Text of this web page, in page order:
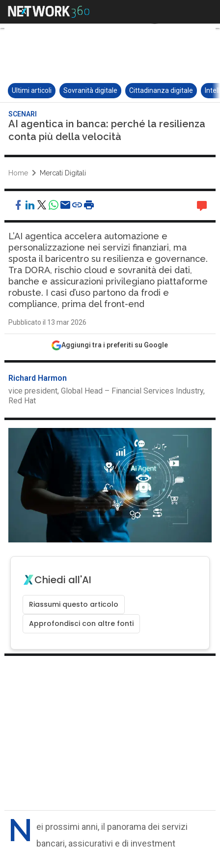
Ultimi articoli Sovranità digitale Cittadinanza digitale
SCENARI
AI agentica in banca: perché la resilienza
conta più della velocità
Home Mercati Digitali
L’AI agentica accelera automazione e
personalizzazione nei servizi finanziari, ma
sposta il baricentro su resilienza e governance.
Tra DORA, rischio cloud e sovranità dei dati,
banche e assicurazioni privilegiano piattaforme
robuste. I casi d’uso partono da frodi e
compliance, prima del front-end
Pubblicato il 13 mar 2026
Aggiungi tra i preferiti su Google
Richard Harmon
vice president, Global Head – Financial Services Industry,
Red Hat
Chiedi all'AI
Riassumi questo articolo
Approfondisci con altre fonti
N
ei prossimi anni, il panorama dei servizi
bancari, assicurativi e di investment